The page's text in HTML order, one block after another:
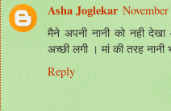
Asha Joglekar
मैने अपनी नानी को नही
अच्छी लगी । मां की तरह
Reply